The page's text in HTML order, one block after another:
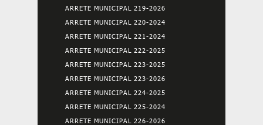
ARRETE MUNICIPAL 219-2026
ARRETE MUNICIPAL 220-2024
ARRETE MUNICIPAL 221-2024
ARRETE MUNICIPAL 222-2025
ARRETE MUNICIPAL 223-2025
ARRETE MUNICIPAL 223-2026
ARRETE MUNICIPAL 224-2025
ARRETE MUNICIPAL 225-2024
ARRETE MUNICIPAL 226-2026